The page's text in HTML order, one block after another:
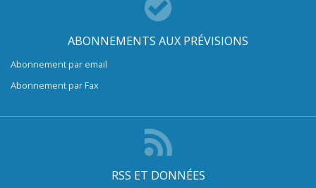
ABONNEMENTS AUX PRÉVISIONS
Abonnement par email
Abonnement par Fax
RSS ET DONNÉES